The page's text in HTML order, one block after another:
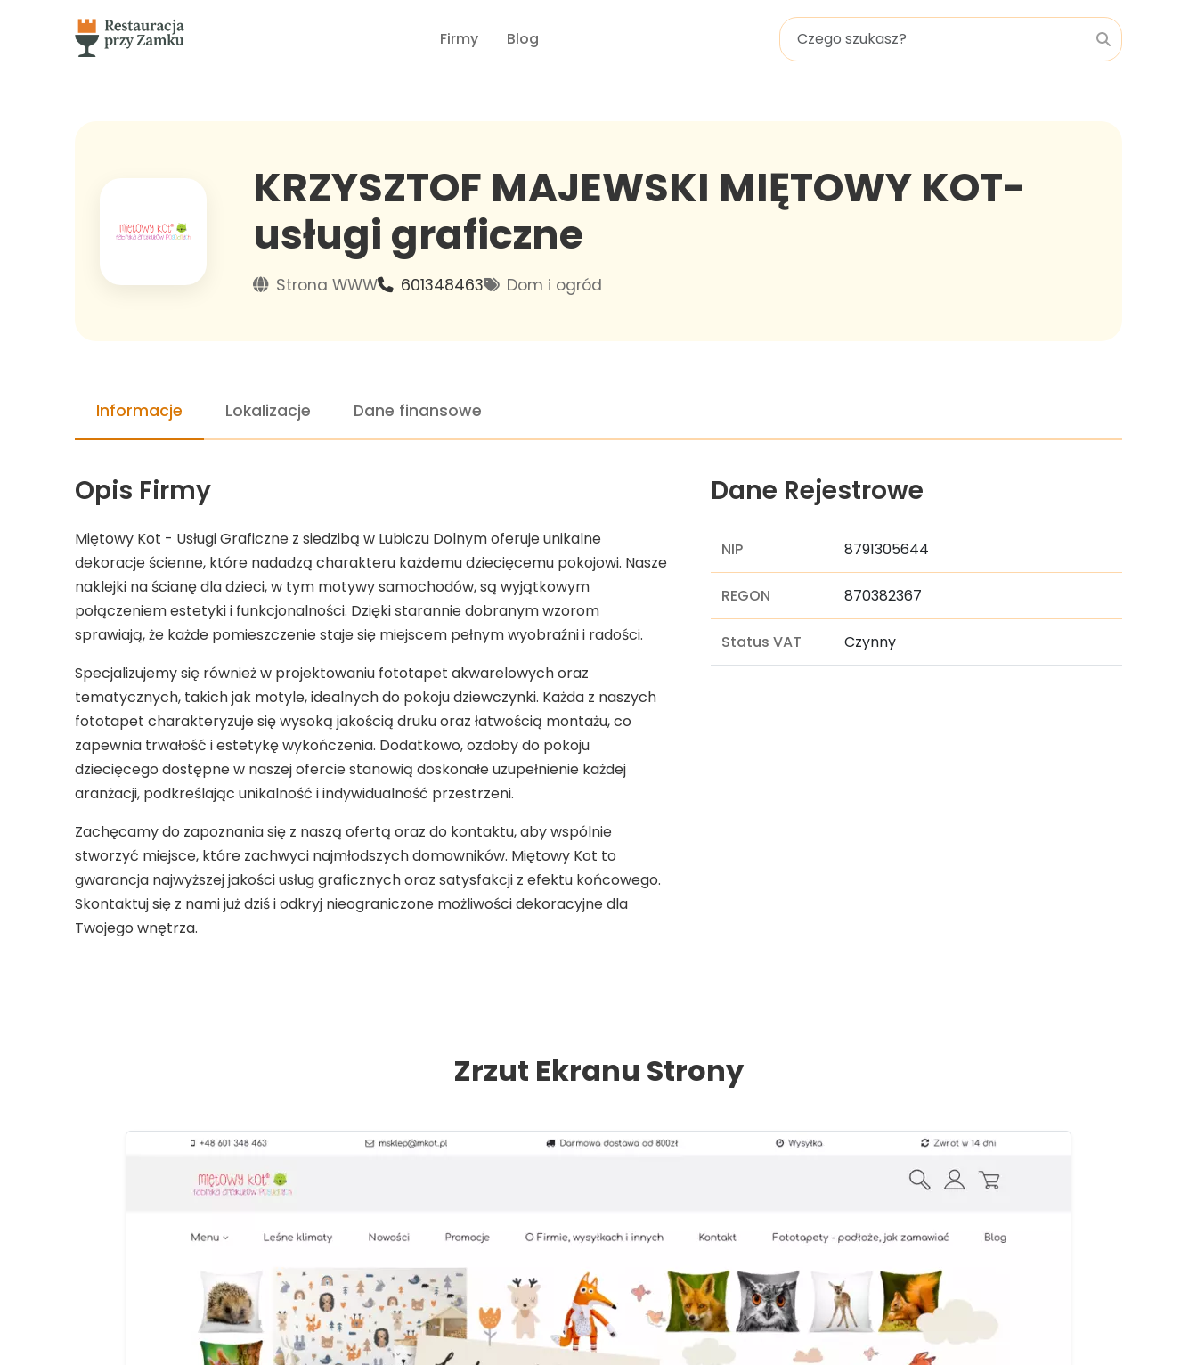
Firmy Blog
KRZYSZTOF MAJEWSKI MIĘTOWY KOT-
usługi graficzne
Strona WWW 601348463 Dom i ogród
Informacje Lokalizacje Dane finansowe
Opis Firmy
Miętowy Kot - Usługi Graficzne z siedzibą w Lubiczu Dolnym oferuje unikalne
dekoracje ścienne, które nadadzą charakteru każdemu dziecięcemu pokojowi. Nasze
naklejki na ścianę dla dzieci, w tym motywy samochodów, są wyjątkowym
połączeniem estetyki i funkcjonalności. Dzięki starannie dobranym wzorom
sprawiają, że każde pomieszczenie staje się miejscem pełnym wyobraźni i radości.
Specjalizujemy się również w projektowaniu fototapet akwarelowych oraz
tematycznych, takich jak motyle, idealnych do pokoju dziewczynki. Każda z naszych
fototapet charakteryzuje się wysoką jakością druku oraz łatwością montażu, co
zapewnia trwałość i estetykę wykończenia. Dodatkowo, ozdoby do pokoju
dziecięcego dostępne w naszej ofercie stanowią doskonałe uzupełnienie każdej
aranżacji, podkreślając unikalność i indywidualność przestrzeni.
Zachęcamy do zapoznania się z naszą ofertą oraz do kontaktu, aby wspólnie
stworzyć miejsce, które zachwyci najmłodszych domowników. Miętowy Kot to
gwarancja najwyższej jakości usług graficznych oraz satysfakcji z efektu końcowego.
Skontaktuj się z nami już dziś i odkryj nieograniczone możliwości dekoracyjne dla
Twojego wnętrza.
Dane Rejestrowe
NIP 8791305644
REGON 870382367
Status VAT Czynny
Zrzut Ekranu Strony